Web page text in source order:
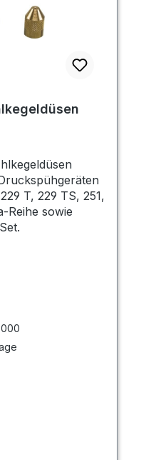
T, 229 TS, 251,
Reihe sowie